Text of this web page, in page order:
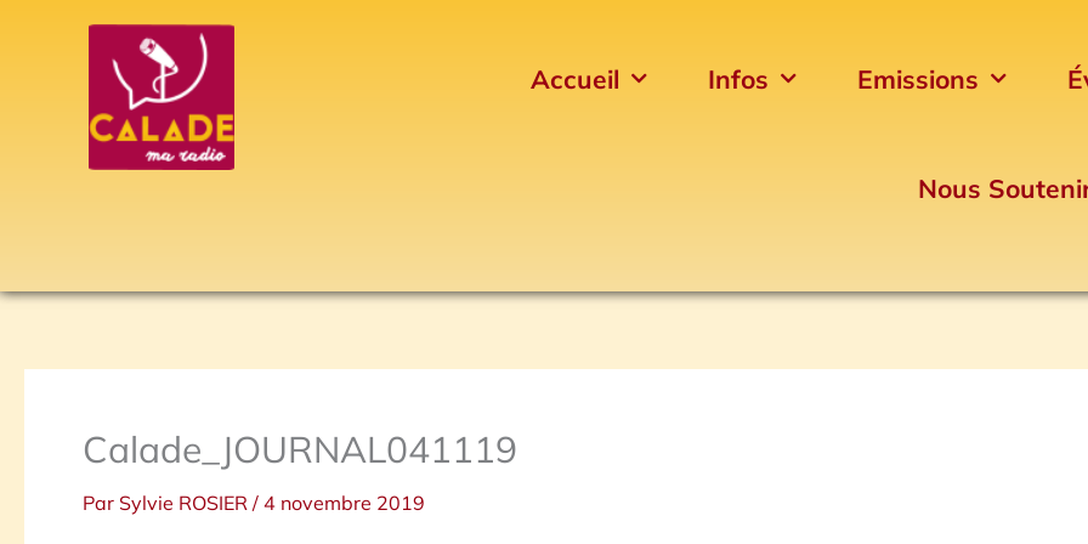
Accueil Infos Emissions
Nous
Calade_JOURNAL041119
Par Sylvie ROSIER / 4 novembre 2019